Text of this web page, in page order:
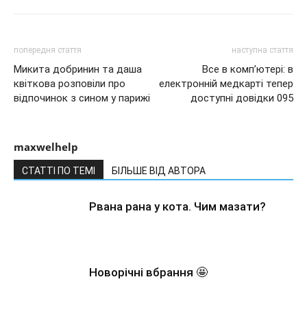
попередня стаття
Микита добринин та даша
квіткова розповіли про
відпочинок з сином у парижі
наступна стаття
Все в комп’ютері: в
електронній медкарті тепер
доступні довідки 095
maxwelhelp
СТАТТІ ПО ТЕМІ БІЛЬШЕ ВІД АВТОРА
Рвана рана у кота. Чим мазати?
Новорічні вбрання 🤩